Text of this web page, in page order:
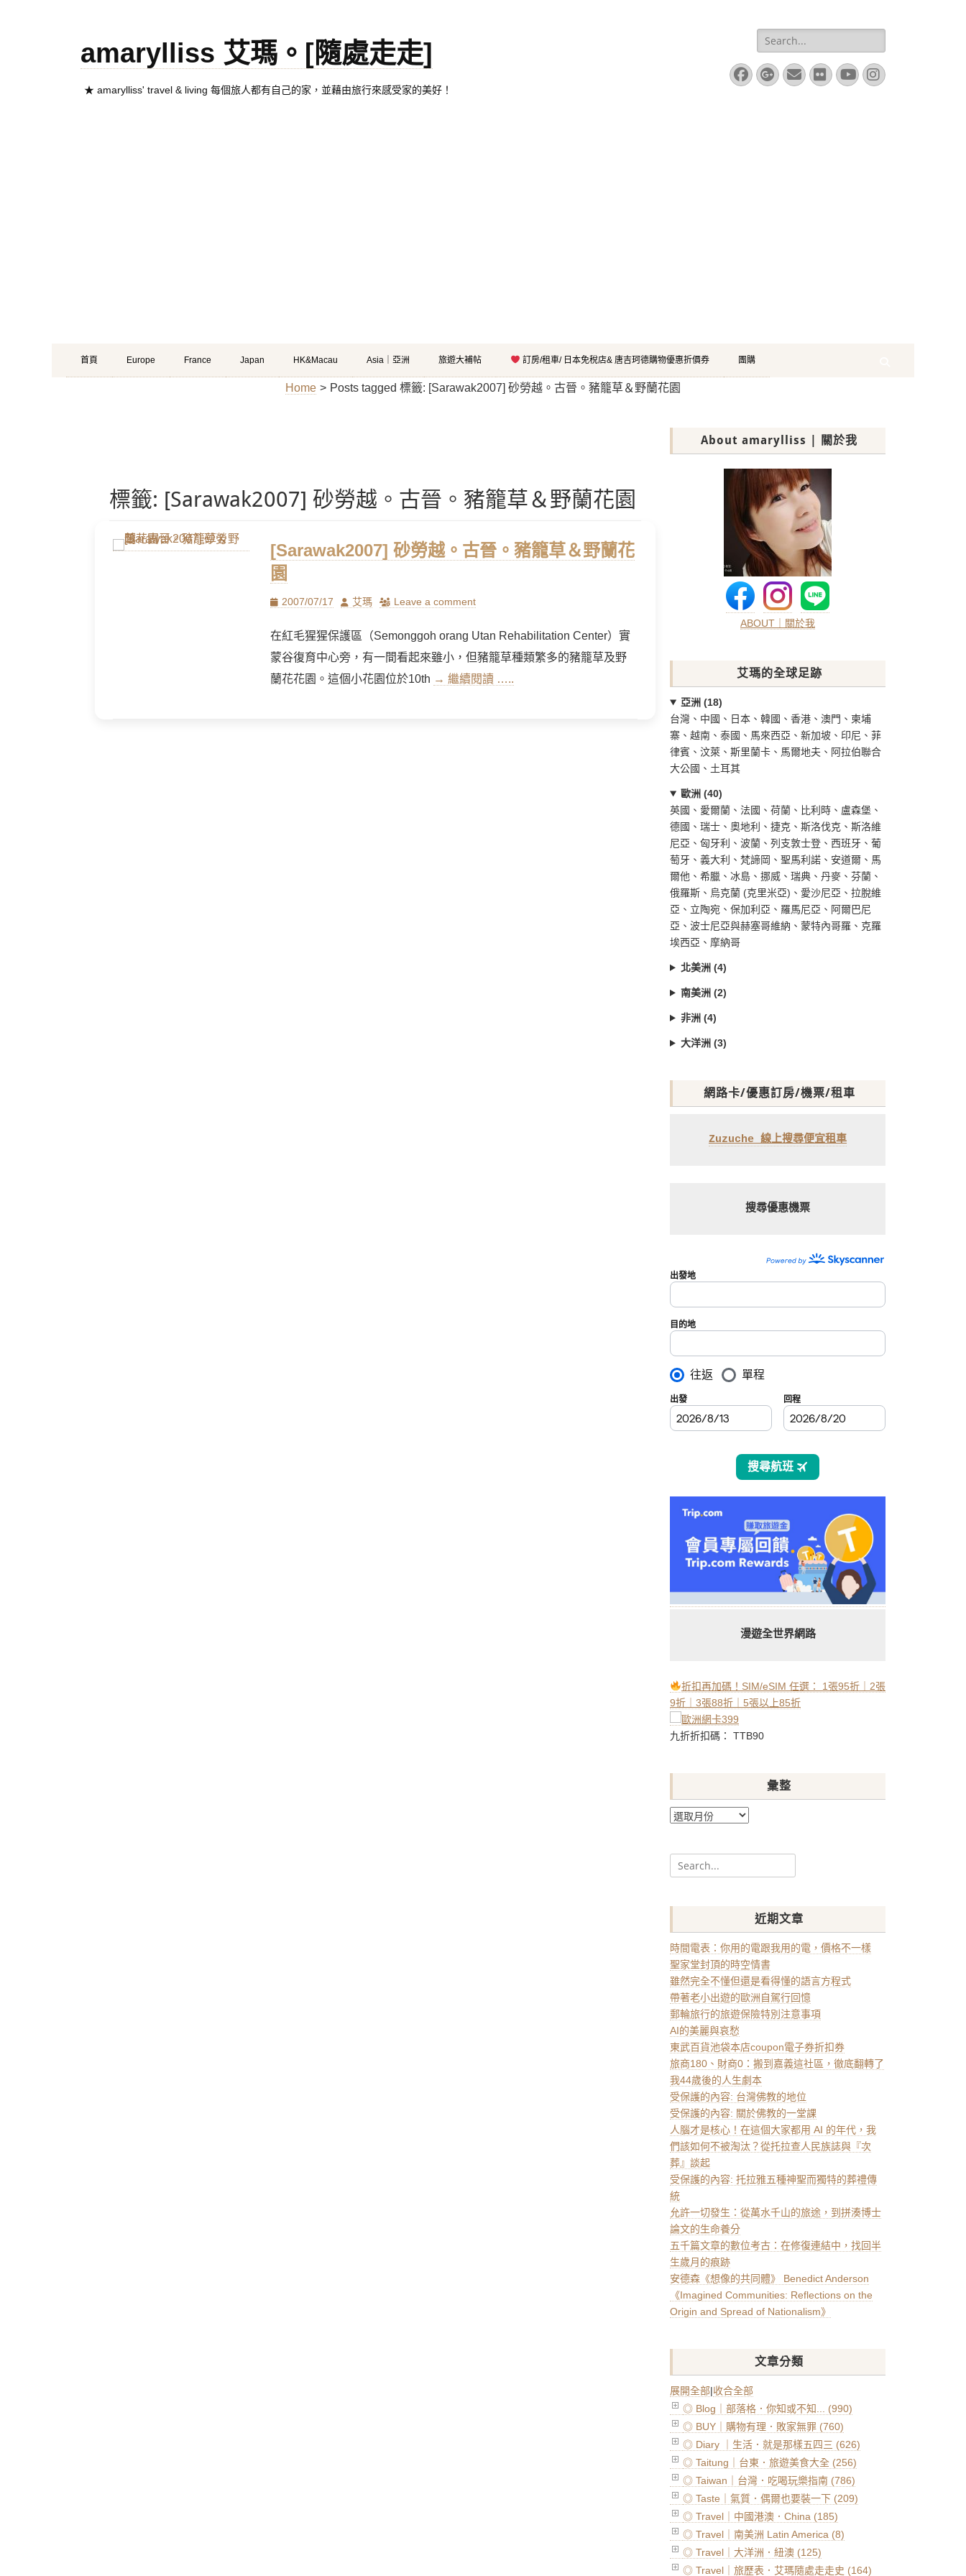
amarylliss 艾瑪。[隨處走走]
★ amarylliss' travel & living 每個旅人都有自己的家，並藉由旅行來感受家的美好！
Search
for:
Facebook
Googleplus
EmailFlickrYouTube
Instagram
Primary
Menu
Skip
to
首頁 Europe France Japan HK&Macau Asia｜亞洲 旅遊大補帖 訂房/租車/ 日本免稅店& 唐吉珂德購物優惠折價券 團購
Home > Posts tagged 標籤: [Sarawak2007] 砂勞越。古晉。豬籠草＆野蘭花園
標籤: [Sarawak2007] 砂勞越。古晉。豬籠草＆野蘭花園
[Sarawak2007] 砂勞越。古晉。豬籠草＆野蘭花
園
Posted
2007/07/17 Author
艾瑪 Leave a comment
在紅毛猩猩保護區（Semonggoh orang Utan Rehabilitation Center）實
蒙谷復育中心旁，有一間看起來雖小，但豬籠草種類繁多的豬籠草及野
蘭花花園。這個小花園位於10th → 繼續閱讀 …..
About amarylliss | 關於我
ABOUT｜關於我
艾瑪的全球足跡
亞洲 (18)
台灣、中國、日本、韓國、香港、澳門、柬埔
寨、越南、泰國、馬來西亞、新加坡、印尼、菲
律賓、汶萊、斯里蘭卡、馬爾地夫、阿拉伯聯合
大公國、土耳其
歐洲 (40)
英國、愛爾蘭、法國、荷蘭、比利時、盧森堡、
德國、瑞士、奧地利、捷克、斯洛伐克、斯洛維
尼亞、匈牙利、波蘭、列支敦士登、西班牙、葡
萄牙、義大利、梵諦岡、聖馬利諾、安道爾、馬
爾他、希臘、冰島、挪威、瑞典、丹麥、芬蘭、
俄羅斯、烏克蘭 (克里米亞)、愛沙尼亞、拉脫維
亞、立陶宛、保加利亞、羅馬尼亞、阿爾巴尼
亞、波士尼亞與赫塞哥維納、蒙特內哥羅、克羅
埃西亞、摩納哥
北美洲 (4)
南美洲 (2)
非洲 (4)
大洋洲 (3)
網路卡/優惠訂房/機票/租車
Zuzuche 線上搜尋便宜租車
搜尋優惠機票
漫遊全世界網路
折扣再加碼！SIM/eSIM 任選： 1張95折｜2張
9折｜3張88折｜5張以上85折
九折折扣碼： TTB90
彙整
彙
Search
for:
近期文章
時間電表：你用的電跟我用的電，價格不一樣
聖家堂封頂的時空情書
雖然完全不懂但還是看得懂的語言方程式
帶著老小出遊的歐洲自駕行回憶
郵輪旅行的旅遊保險特別注意事項
AI的美麗與哀愁
東武百貨池袋本店coupon電子券折扣券
旅商180、財商0：搬到嘉義這社區，徹底翻轉了
我44歲後的人生劇本
受保護的內容: 台灣佛教的地位
受保護的內容: 關於佛教的一堂課
人腦才是核心！在這個大家都用 AI 的年代，我
們該如何不被淘汰？從托拉查人民族誌與『次
葬』談起
受保護的內容: 托拉雅五種神聖而獨特的葬禮傳
統
允許一切發生：從萬水千山的旅途，到拼湊博士
論文的生命養分
五千篇文章的數位考古：在修復連結中，找回半
生歲月的痕跡
安德森《想像的共同體》 Benedict Anderson
《Imagined Communities: Reflections on the
Origin and Spread of Nationalism》
文章分類
展開全部|收合全部
◎ Blog｜部落格．你知或不知... (990)
◎ BUY｜購物有理．敗家無罪 (760)
◎ Diary ｜生活．就是那樣五四三 (626)
◎ Taitung｜台東．旅遊美食大全 (256)
◎ Taiwan｜台灣．吃喝玩樂指南 (786)
◎ Taste｜氣質．偶爾也要裝一下 (209)
◎ Travel｜中國港澳．China (185)
◎ Travel｜南美洲 Latin America (8)
◎ Travel｜大洋洲．紐澳 (125)
◎ Travel｜旅歷表．艾瑪隨處走走史 (164)